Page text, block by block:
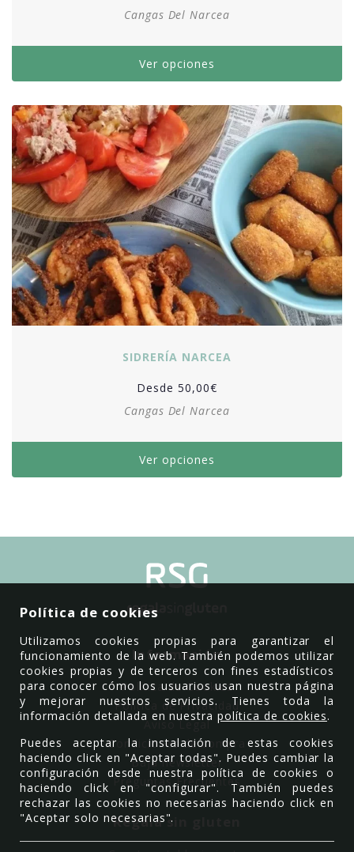
Cangas Del Narcea
Ver opciones
SIDRERÍA NARCEA
Desde 50,00€
Cangas Del Narcea
Ver opciones
Información
Política de Cookies
Política de Privacidad
Aviso Legal
Condiciones de compra
Baja newsletter
Preguntas Frecuentes
Regala sin gluten
Política de cookies
Utilizamos cookies propias para garantizar el
funcionamiento de la web. También podemos utilizar
cookies propias y de terceros con fines estadísticos
para conocer cómo los usuarios usan nuestra página
y mejorar nuestros servicios. Tienes toda la
información detallada en nuestrapolítica de cookies.
Puedes aceptar la instalación de estas cookies
haciendo click en "Aceptar todas". Puedes cambiar la
configuración desde nuestra política de cookies o
haciendo click en "configurar". También puedes
rechazar las cookies no necesarias haciendo click en
"Aceptar solo necesarias".